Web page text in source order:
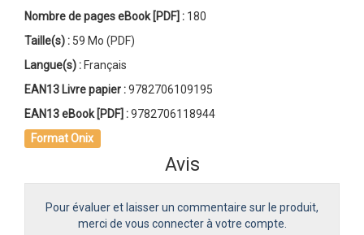
Nombre de pageseBook [PDF] : 180
Taille(s) : 59 Mo (PDF)
Langue(s) : Français
EAN13 Livre papier :9782706109195
EAN13 eBook [PDF] :9782706118944
Format Onix
Avis
Pour évaluer et laisser un commentaire sur le produit,
merci de vous connecter à votre compte.